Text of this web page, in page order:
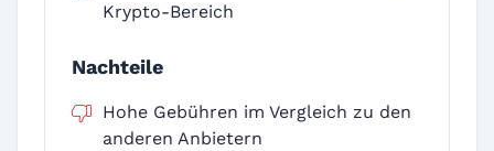
Krypto-Bereich
Nachteile
Hohe Gebühren im Vergleich zu den
anderen Anbietern